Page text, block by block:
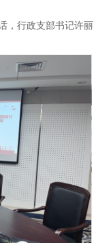
，行政支部书记许丽